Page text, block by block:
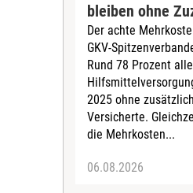
bleiben ohne
Der achte
GKV-
Rund 78 Prozent
2025 ohne
Versicherte.
die Mehrkosten...
06.08.2026